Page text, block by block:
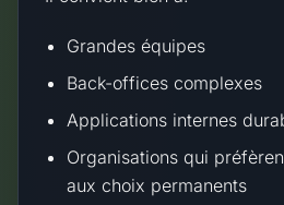
Grandes équipes
Back-offices complexes
Applications internes
Organisations qui
aux choix permanents